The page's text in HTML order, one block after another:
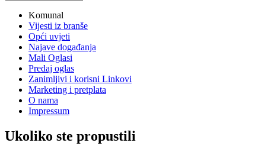
Komunal
Vijesti iz branše
Opći uvjeti
Najave događanja
Mali Oglasi
Predaj oglas
Zanimljivi i korisni Linkovi
Marketing i pretplata
O nama
Impressum
Ukoliko ste propustili